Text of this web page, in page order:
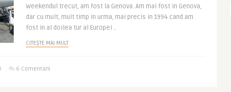
Weekendul trecut, am fost la Genova. Am mai fost in Genova,
dar cu mult, mult timp in urma, mai precis in 1994 cand am
fost in al doilea tur al Europei ..
CITEȘTE MAI MULT
6 Comentarii